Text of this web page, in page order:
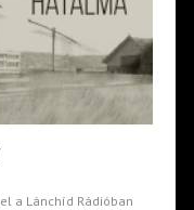
a Lánchíd Rádióban